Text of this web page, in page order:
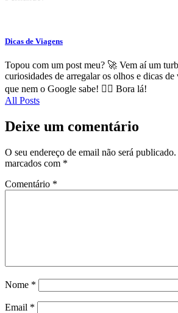
Dicas de Viagens
Topou com um post meu? 🚀 Vem aí um
curiosidades de arregalar os olhos e dicas de
que nem o Google sabe! 🕵️‍♂️ Bora lá!
All Posts
Deixe um comentário
O seu endereço de email não será publicado.
marcados com *
Comentário *
Nome *
Email *